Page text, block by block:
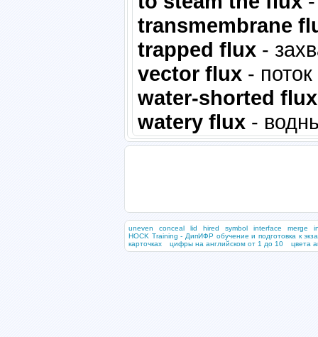
transmembrane
trapped flux -
vector flux -
water-shorted flux
watery flux -
uneven conceal lid hired symbol interface merge
HOCK Training - ДипИФР обучение и подготовка к
карточках
цифры на английском от 1 до 10 цвета